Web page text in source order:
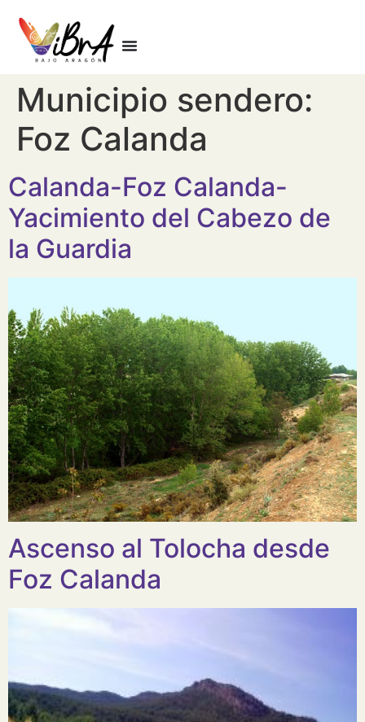
Municipio sendero:
Foz Calanda
Calanda-Foz Calanda-
Yacimiento del Cabezo de
la Guardia
Ascenso al Tolocha desde
Foz Calanda